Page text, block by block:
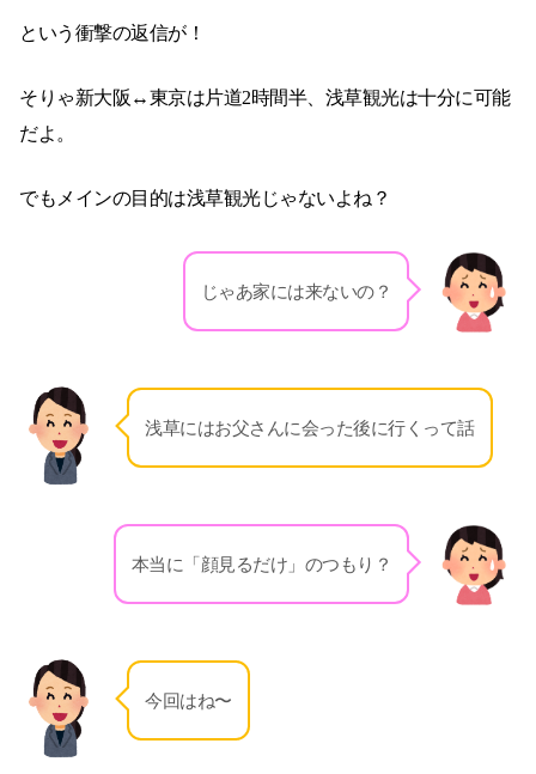
という衝撃の返信が！
そりゃ新大阪↔︎東京は片道2時間半、浅草観光は十分に可能
だよ。
でもメインの目的は浅草観光じゃないよね？
じゃあ家には来ないの？
浅草にはお父さんに会った後に行くって話
本当に「顔見るだけ」のつもり？
今回はね〜